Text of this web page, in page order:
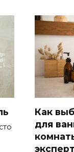
Как
для